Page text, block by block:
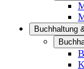
Buchhaltung